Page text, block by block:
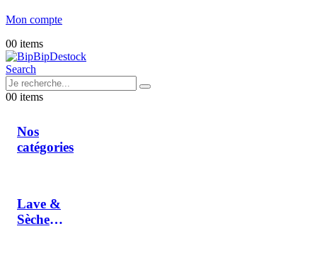
Mon compte
00 items
Search
00 items
Nos
catégories
Lave &
Sèche